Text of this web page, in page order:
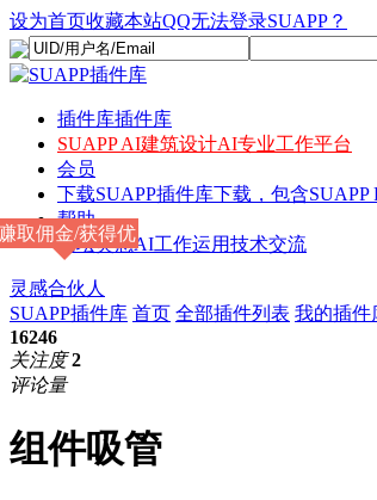
设为首页收藏本站QQ无法登录SUAPP？
插件库插件库
SUAPP AI建筑设计AI专业工作平台
会员
下载SUAPP插件库下载，包含SUAPP
帮助
论坛灵感AI工作运用技术交流
灵感合伙人
取佣金/获得优
惠
SUAPP插件库 首页 全部插件列表 我的插件
16246
关注度 2
评论量
组件吸管